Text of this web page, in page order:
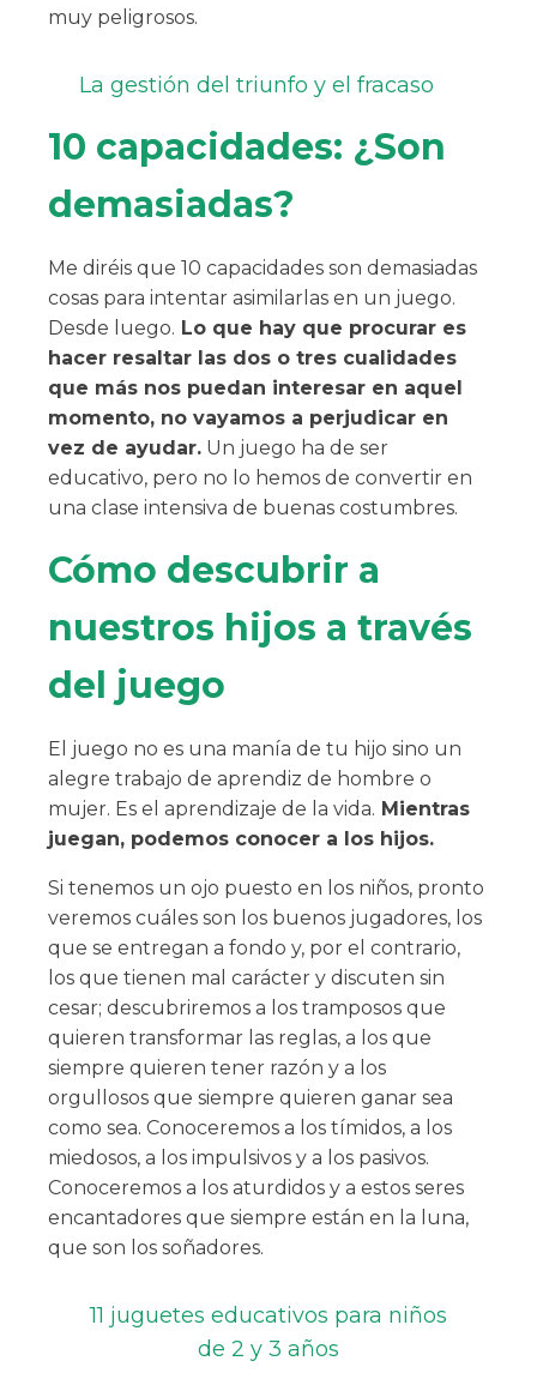
muy peligrosos.
La gestión del triunfo y el fracaso
10 capacidades: ¿Son
demasiadas?
Me diréis que 10 capacidades son demasiadas
cosas para intentar asimilarlas en un juego.
Desde luego. Lo que hay que procurar es
hacer resaltar las dos o tres cualidades
que más nos puedan interesar en aquel
momento, no vayamos a perjudicar en
vez de ayudar. Un juego ha de ser
educativo, pero no lo hemos de convertir en
una clase intensiva de buenas costumbres.
Cómo descubrir a
nuestros hijos a través
del juego
El juego no es una manía de tu hijo sino un
alegre trabajo de aprendiz de hombre o
mujer. Es el aprendizaje de la vida. Mientras
juegan, podemos conocer a los hijos.
Si tenemos un ojo puesto en los niños, pronto
veremos cuáles son los buenos jugadores, los
que se entregan a fondo y, por el contrario,
los que tienen mal carácter y discuten sin
cesar; descubriremos a los tramposos que
quieren transformar las reglas, a los que
siempre quieren tener razón y a los
orgullosos que siempre quieren ganar sea
como sea. Conoceremos a los tímidos, a los
miedosos, a los impulsivos y a los pasivos.
Conoceremos a los aturdidos y a estos seres
encantadores que siempre están en la luna,
que son los soñadores.
11 juguetes educativos para niños
de 2 y 3 años